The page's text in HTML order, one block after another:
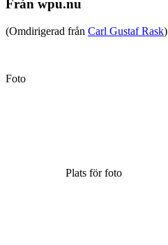
Från wpu.nu
(Omdirigerad från Carl Gustaf Rask)
Foto
Plats för foto